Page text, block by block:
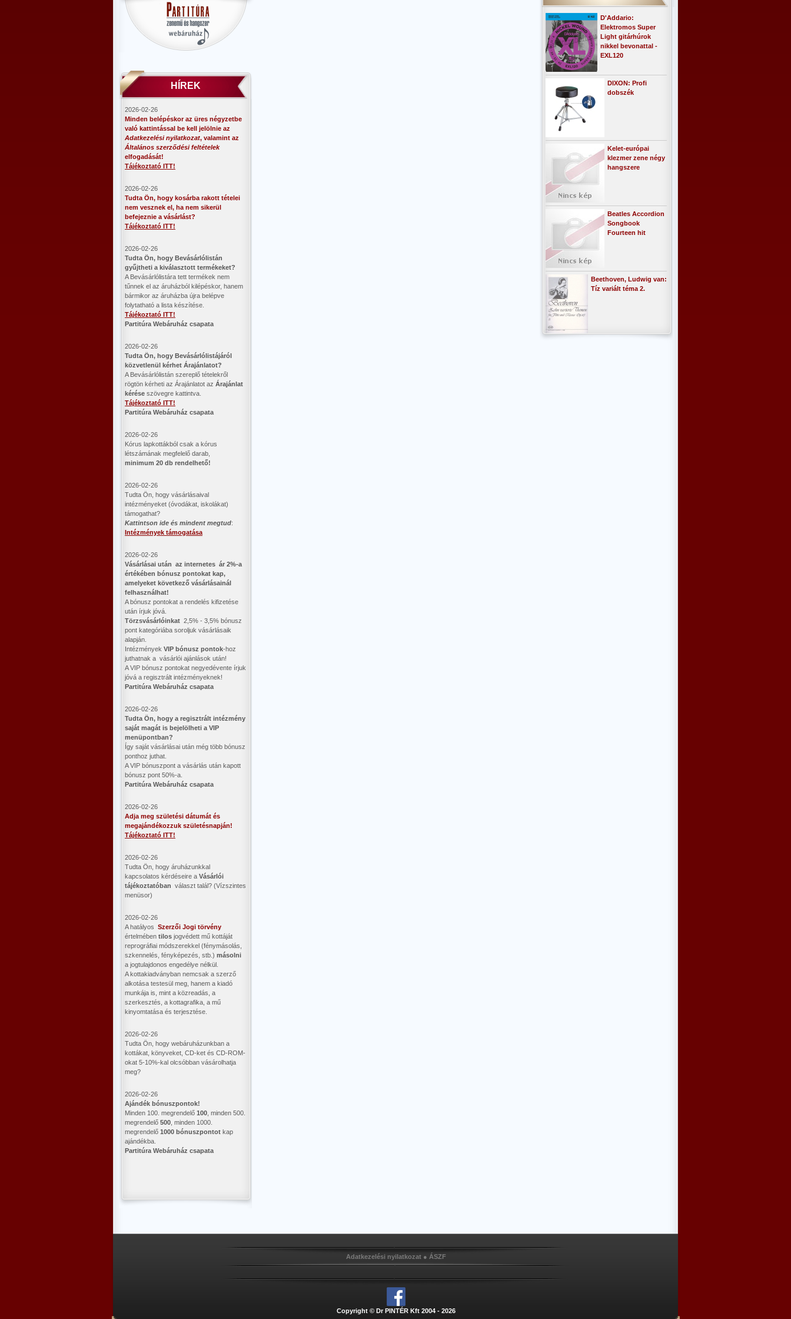
HÍREK
2026-02-26
Minden belépéskor az üres négyzetbe
való kattintással be kell jelölnie az
Adatkezelési nyilatkozat, valamint az
Általános szerződési feltételek
elfogadását!
Tájékoztató ITT!
2026-02-26
Tudta Ön, hogy kosárba rakott tételei
nem vesznek el, ha nem sikerül
befejeznie a vásárlást?
Tájékoztató ITT!
2026-02-26
​Tudta Ön, hogy Bevásárlólistán
gyűjtheti a kiválasztott termékeket?
A Bevásárlólistára tett termékek nem
tűnnek el az áruházból kilépéskor, hanem
bármikor az áruházba újra belépve
folytatható a lista készítése.
Tájékoztató ITT!
Partitúra Webáruház csapata
2026-02-26
​Tudta Ön, hogy Bevásárlólistájáról
közvetlenül kérhet Árajánlatot?
A Bevásárlólistán szereplő tételekről
rögtön kérheti az Árajánlatot az Árajánlat
kérése szövegre kattintva.
Tájékoztató ITT!
Partitúra Webáruház csapata
2026-02-26
Kórus lapkottákból csak a kórus
létszámának megfelelő darab,
minimum 20 db rendelhető!
2026-02-26
Tudta Ön, hogy vásárlásaival
intézményeket (óvodákat, iskolákat)
támogathat?
Kattintson ide és mindent megtud:
Intézmények támogatása
2026-02-26
Vásárlásai után az internetes ár 2%-a
értékében bónusz pontokat kap,
amelyeket következő vásárlásainál
felhasználhat!
A bónusz pontokat a rendelés kifizetése
után írjuk jóvá.
Törzsvásárlóinkat 2,5% - 3,5% bónusz
pont kategóriába soroljuk vásárlásaik
alapján.
Intézmények VIP bónusz pontok-hoz
juthatnak a vásárlói ajánlások után!
A VIP bónusz pontokat negyedévente írjuk
jóvá a regisztrált intézményeknek!
Partitúra Webáruház csapata
2026-02-26
​Tudta Ön, hogy a regisztrált intézmény
saját magát is bejelölheti a VIP
menüpontban?
Így saját vásárlásai után még több bónusz
ponthoz juthat.
A VIP bónuszpont a vásárlás után kapott
bónusz pont 50%-a.
Partitúra Webáruház csapata
2026-02-26
Adja meg születési dátumát és
megajándékozzuk születésnapján!
Tájékoztató ITT!
2026-02-26
Tudta Ön, hogy áruházunkkal
kapcsolatos kérdéseire a Vásárlói
tájékoztatóban választ talál? (Vízszintes
menüsor)
2026-02-26
A hatályos Szerzői Jogi törvény
értelmében tilos jogvédett mű kottáját
reprográfiai módszerekkel (fénymásolás,
szkennelés, fényképezés, stb.) másolni
a jogtulajdonos engedélye nélkül.
A kottakiadványban nemcsak a szerző
alkotása testesül meg, hanem a kiadó
munkája is, mint a közreadás, a
szerkesztés, a kottagrafika, a mű
kinyomtatása és terjesztése.
2026-02-26
Tudta Ön, hogy webáruházunkban a
kottákat, könyveket, CD-ket és CD-ROM-
okat 5-10%-kal olcsóbban vásárolhatja
meg?
2026-02-26
Ajándék bónuszpontok!
Minden 100. megrendelő 100 , minden 500.
megrendelő 500 , minden 1000.
megrendelő 1000 bónuszpontot kap
ajándékba.
Partitúra Webáruház csapata
D'Addario:
Elektromos Super
Light gitárhúrok
nikkel bevonattal -
EXL120
DIXON: Profi
dobszék
Kelet-európai
klezmer zene négy
hangszere
Beatles Accordion
Songbook
Fourteen hit
Beethoven, Ludwig van:
Tíz variált téma 2.
Adatkezelési nyilatkozat● ÁSZF
Copyright © Dr PINTÉR Kft 2004 - 2026